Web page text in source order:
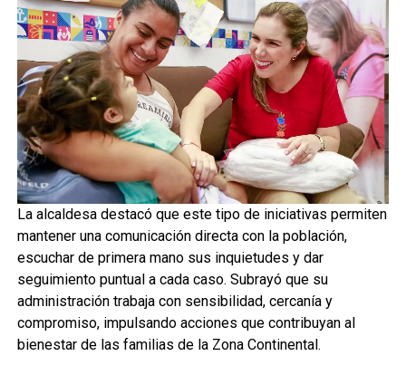
La alcaldesa destacó que este tipo de iniciativas permiten
mantener una comunicación directa con la población,
escuchar de primera mano sus inquietudes y dar
seguimiento puntual a cada caso. Subrayó que su
administración trabaja con sensibilidad, cercanía y
compromiso, impulsando acciones que contribuyan al
bienestar de las familias de la Zona Continental.